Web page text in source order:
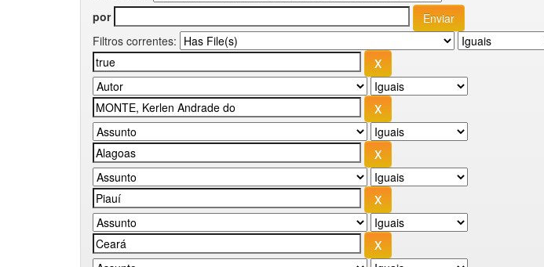
por
Filtros correntes: